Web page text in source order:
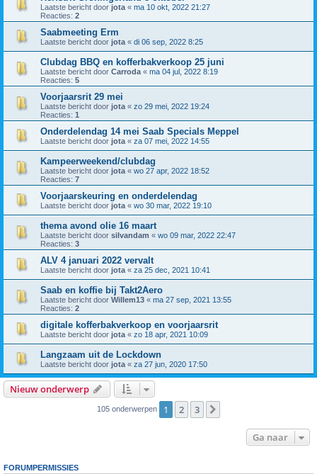
Laatste bericht door jota « ma 10 okt, 2022 21:27
Reacties: 2
Saabmeeting Erm
Laatste bericht door jota « di 06 sep, 2022 8:25
Clubdag BBQ en kofferbakverkoop 25 juni
Laatste bericht door Carroda « ma 04 jul, 2022 8:19
Reacties: 5
Voorjaarsrit 29 mei
Laatste bericht door jota « zo 29 mei, 2022 19:24
Reacties: 1
Onderdelendag 14 mei Saab Specials Meppel
Laatste bericht door jota « za 07 mei, 2022 14:55
Kampeerweekend/clubdag
Laatste bericht door jota « wo 27 apr, 2022 18:52
Reacties: 7
Voorjaarskeuring en onderdelendag
Laatste bericht door jota « wo 30 mar, 2022 19:10
thema avond olie 16 maart
Laatste bericht door silvandam « wo 09 mar, 2022 22:47
Reacties: 3
ALV 4 januari 2022 vervalt
Laatste bericht door jota « za 25 dec, 2021 10:41
Saab en koffie bij Takt2Aero
Laatste bericht door Willem13 « ma 27 sep, 2021 13:55
Reacties: 2
digitale kofferbakverkoop en voorjaarsrit
Laatste bericht door jota « zo 18 apr, 2021 10:09
Langzaam uit de Lockdown
Laatste bericht door jota « za 27 jun, 2020 17:50
Nieuw onderwerp
105 onderwerpen 1 2 3
Ga naar
FORUMPERMISSIES